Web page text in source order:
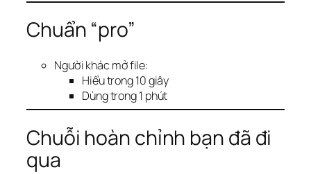
Chuẩn “pro”
Người khác mở file:
Hiểu trong 10 giây
Dùng trong 1 phút
Chuỗi hoàn chỉnh bạn đã đi
qua